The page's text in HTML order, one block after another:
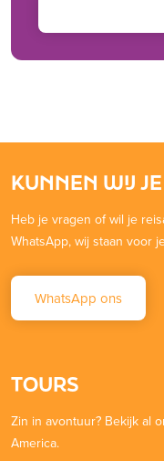
KUNNEN WIJ
Heb je vragen of wil je
WhatsApp, wij staan voor
WhatsApp ons
TOURS
Zin in avontuur? Bekijk al
America.